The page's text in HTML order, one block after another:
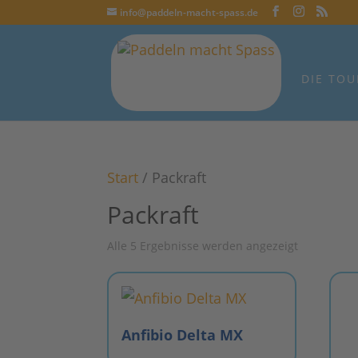
info@paddeln-macht-spass.de
DIE
Start / Packraft
Packraft
Alle 5 Ergebnisse werden angezeigt
Anfibio Delta MX